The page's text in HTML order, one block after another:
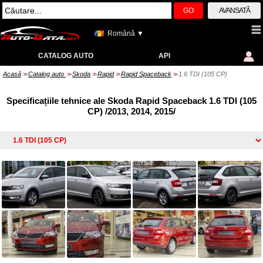
GO AVANSATĂ
Română ▼
CATALOG AUTO API
Acasă >> Catalog auto >> Skoda >> Rapid >> Rapid Spaceback >> 1.6 TDI (105 CP)
Specificațiile tehnice ale Skoda Rapid Spaceback 1.6 TDI (105
CP) /2013, 2014, 2015/